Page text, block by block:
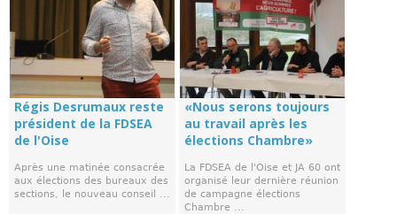
Régis Desrumaux reste
président de la FDSEA
de l'Oise
Après une matinée consacrée
aux élections des bureaux des
sections, le nouveau conseil ...
«Nous serons toujours
au travail après les
élections Chambre»
La FDSEA de l'Oise et JA 60 ont
organisé leur dernière réunion
de campagne élections
Chambre ...